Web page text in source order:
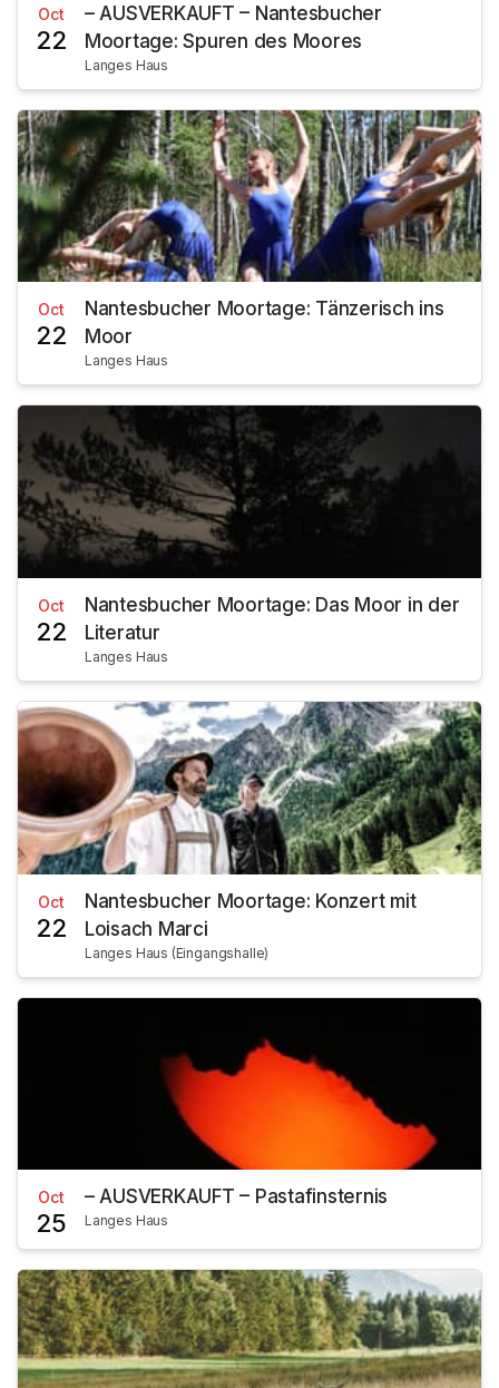
Oct
22
– AUSVERKAUFT – Nantesbucher
Moortage: Spuren des Moores
Langes Haus
Oct
22
Nantesbucher Moortage: Tänzerisch ins
Moor
Langes Haus
Oct
22
Nantesbucher Moortage: Das Moor in der
Literatur
Langes Haus
Oct
22
Nantesbucher Moortage: Konzert mit
Loisach Marci
Langes Haus (Eingangshalle)
Oct
25
– AUSVERKAUFT – Pastafinsternis
Langes Haus